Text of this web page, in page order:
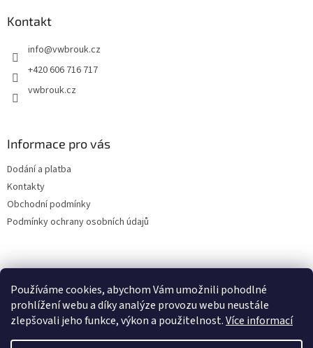
Používáme cookies, abychom Vám umožnili pohodlné
prohlížení webu a díky analýze provozu webu neustále
zlepšovali jeho funkce, výkon a použitelnost.Více informací
Kontakt
info@vwbrouk.cz
+420 606 716 717
vwbrouk.cz
Informace pro vás
Dodání a platba
Kontakty
Obchodní podmínky
Podmínky ochrany osobních údajů